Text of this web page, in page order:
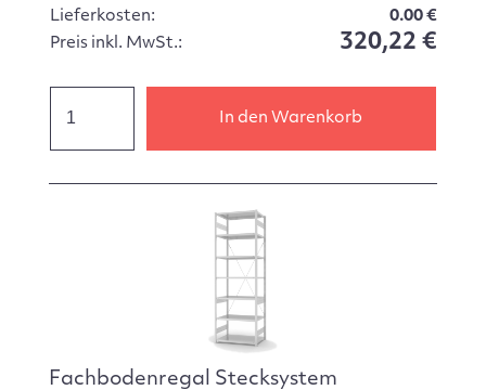
Lieferkosten:
0.00 €
Preis inkl. MwSt.:
320,22 €
In den Warenkorb
Fachbodenregal Stecksystem